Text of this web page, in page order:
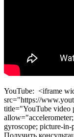
YouTube: <iframe
src="https://
title="YouTube video
gyroscope; picture-
Получить